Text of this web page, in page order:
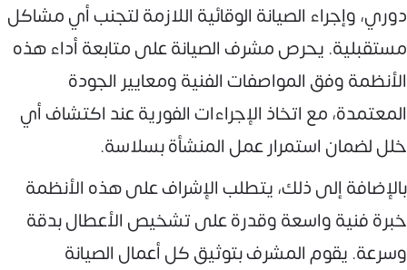
دوري، وإجراء الصيانة الوقائية اللازمة لتجنب أي مشاكل
مستقبلية. يحرص مشرف الصيانة على متابعة أداء هذه
الأنظمة وفق المواصفات الفنية ومعايير الجودة
المعتمدة، مع اتخاذ الإجراءات الفورية عند اكتشاف أي
خلل لضمان استمرار عمل المنشأة بسلاسة.
بالإضافة إلى ذلك، يتطلب الإشراف على هذه الأنظمة
خبرة فنية واسعة وقدرة على تشخيص الأعطال بدقة
وسرعة. يقوم المشرف بتوثيق كل أعمال الصيانة